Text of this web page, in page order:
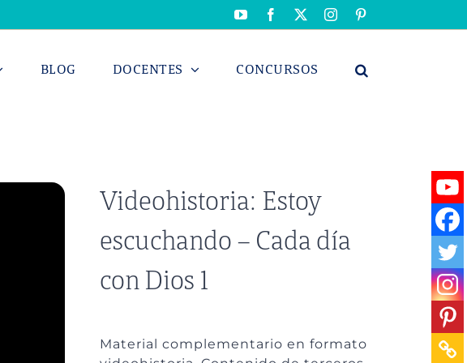
YouTubeFacebook Instagram
BLOG DOCENTES CONCURSOS
Videohistoria: Estoy
escuchando – Cada día
con Dios 1
Material complementario en formato